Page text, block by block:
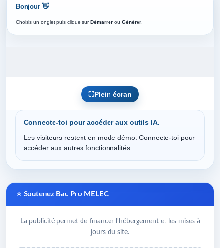
Bonjour 👋
Choisis un onglet puis clique surDémarrer ou Générer
⛶Plein écran
Connecte-toi pour accéder aux outils IA.
Les visiteurs restent en mode démo. Connecte-toi pour
accéder aux autres fonctionnalités.
⭐ Soutenez Bac Pro MELEC
La publicité permet de financer l'hébergement et les mises à
jours du site.